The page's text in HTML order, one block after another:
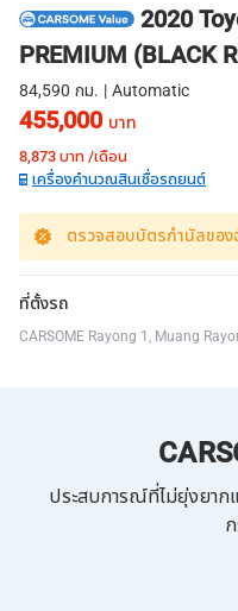
2020
PREMIUM (BLACK
84,590 กม. | Automatic
455,000 บาท
8,873บาท /เดือน
เครื่องคำนวณสินเชื่อรถยนต์
ตรวจสอบบัตรกำนัลขอ
ที่ตั้งรถ
CARSOME Rayong 1, Muang
ประสบการณ์ที่ไม่ยุ่งยา